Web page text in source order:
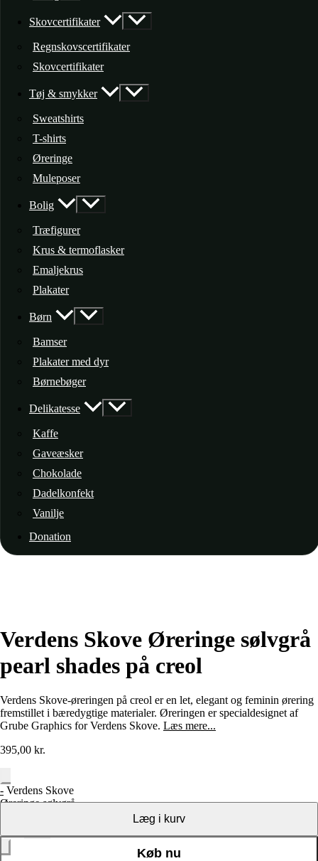
Skovcertifikater
Regnskovscertifikater
Skovcertifikater
Tøj & smykker
Sweatshirts
T-shirts
Øreringe
Muleposer
Bolig
Træfigurer
Krus & termoflasker
Emaljekrus
Plakater
Børn
Bamser
Plakater med dyr
Børnebøger
Delikatesse
Kaffe
Gaveæsker
Chokolade
Dadelkonfekt
Vanilje
Donation
Verdens Skove Øreringe sølvgrå
pearl shades på creol
Verdens Skove-øreringen på creol er en let, elegant og feminin ørering
fremstillet i bæredygtige materialer. Øreringen er specialdesignet af
Grube Graphics for Verdens Skove. Læs mere...
395,00 kr.
- Verdens Skove
Øreringe sølvgrå
Læg i kurv
Køb nu